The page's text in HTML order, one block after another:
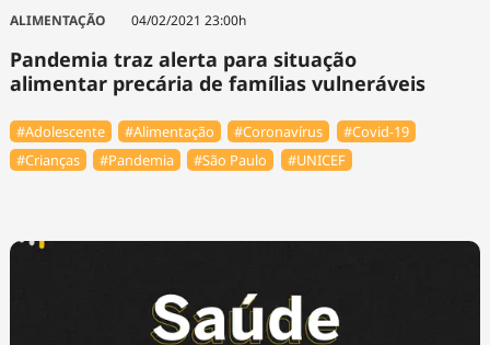
ALIMENTAÇÃO 04/02/2021 23:00h
Pandemia traz alerta para situação
alimentar precária de famílias vulneráveis
#Adolescente #Alimentação #Coronavírus
#Covid-19
#Crianças
#Pandemia #São Paulo #UNICEF